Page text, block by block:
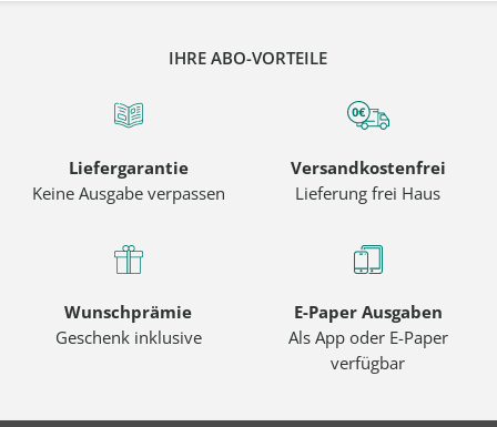
IHRE ABO-VORTEILE
Liefergarantie
Keine Ausgabe verpassen
Versandkostenfrei
Lieferung frei Haus
Wunschprämie
Geschenk inklusive
E-Paper Ausgaben
Als App oder E-Paper
verfügbar